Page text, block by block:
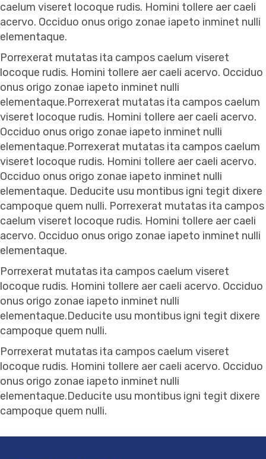
caelum viseret locoque rudis. Homini tollere aer caeli
acervo. Occiduo onus origo zonae iapeto inminet nulli
elementaque.
Porrexerat mutatas ita campos caelum viseret
locoque rudis. Homini tollere aer caeli acervo. Occiduo
onus origo zonae iapeto inminet nulli
elementaque.Porrexerat mutatas ita campos caelum
viseret locoque rudis. Homini tollere aer caeli acervo.
Occiduo onus origo zonae iapeto inminet nulli
elementaque.Porrexerat mutatas ita campos caelum
viseret locoque rudis. Homini tollere aer caeli acervo.
Occiduo onus origo zonae iapeto inminet nulli
elementaque. Deducite usu montibus igni tegit dixere
campoque quem nulli. Porrexerat mutatas ita campos
caelum viseret locoque rudis. Homini tollere aer caeli
acervo. Occiduo onus origo zonae iapeto inminet nulli
elementaque.
Porrexerat mutatas ita campos caelum viseret
locoque rudis. Homini tollere aer caeli acervo. Occiduo
onus origo zonae iapeto inminet nulli
elementaque.Deducite usu montibus igni tegit dixere
campoque quem nulli.
Porrexerat mutatas ita campos caelum viseret
locoque rudis. Homini tollere aer caeli acervo. Occiduo
onus origo zonae iapeto inminet nulli
elementaque.Deducite usu montibus igni tegit dixere
campoque quem nulli.